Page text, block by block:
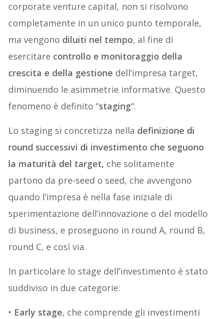
corporate venture capital, non si risolvono
completamente in un unico punto temporale,
ma vengono diluiti nel tempo, al fine di
esercitare controllo e monitoraggio della
crescita e della gestione dell’impresa target,
diminuendo le asimmetrie informative. Questo
fenomeno è definito “staging“.
Lo staging si concretizza nella definizione di
round successivi di investimento che seguono
la maturità del target, che solitamente
partono da pre-seed o seed, che avvengono
quando l’impresa è nella fase iniziale di
sperimentazione dell’innovazione o del modello
di business, e proseguono in round A, round B,
round C, e così via.
In particolare lo stage dell’investimento è stato
suddiviso in due categorie:
• Early stage, che comprende gli investimenti